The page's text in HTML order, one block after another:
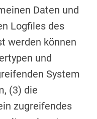
Daten und
Logfiles des
werden können
und
System
(3) die
zugreifendes